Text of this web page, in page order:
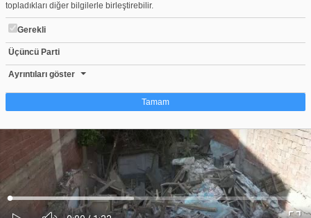
topladıkları diğer bilgilerle birleştirebilir.
Gerekli
Üçüncü Parti
Ayrıntıları göster
Tamam
Çerez nedir?
Çerezler, web-sitelerinin, kullanıcıların deneyimlerini daha verimli hale getirmek
amacıyla kullandığı küçük metin dosyalarıdır. Yasalara göre, bu sitenin
işletilmesi için kesinlikle gerekli olan çerezleri cihazınıza yerleştirebiliyoruz.
Diğer çerez türleri için sizden izin almamız gerekiyor. Bu site farklı çerez türleri
kullanmaktadır. Bazı çerezler, sayfalarımızda yer alan üçüncü şahıs hizmetleri
tarafından yerleştirilir. İzniniz şu alanlar için geçerlidir: web.tv
Ses
Yüklendi:
0%
Yükleniyor:
Bursa'da metruk binalar birer birer yıkılıyor